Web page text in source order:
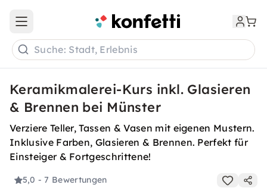
Open main menu
Suche: Stadt, Erlebnis
Keramikmalerei-Kurs inkl. Glasieren
& Brennen bei Münster
Verziere Teller, Tassen & Vasen mit eigenen Mustern.
Inklusive Farben, Glasieren & Brennen. Perfekt für
Einsteiger & Fortgeschrittene!
5,0 - 7 Bewertungen